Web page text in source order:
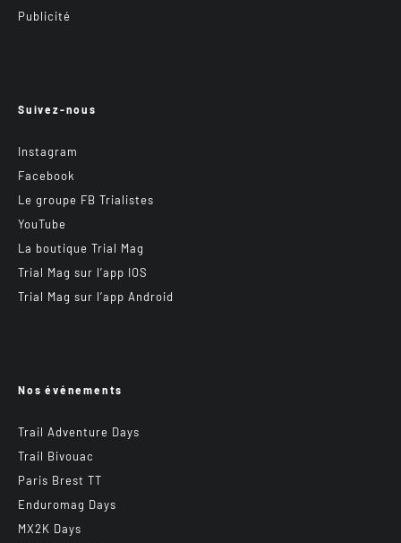
Publicité
Suivez-nous
Instagram
Facebook
Le groupe FB Trialistes
YouTube
La boutique Trial Mag
Trial Mag sur l’app IOS
Trial Mag sur l’app Android
Nos événements
Trail Adventure Days
Trail Bivouac
Paris Brest TT
Enduromag Days
MX2K Days